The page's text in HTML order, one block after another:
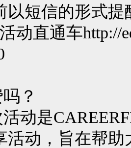
以短信的形式提
动直通车http://
？
动是
活动，旨在帮